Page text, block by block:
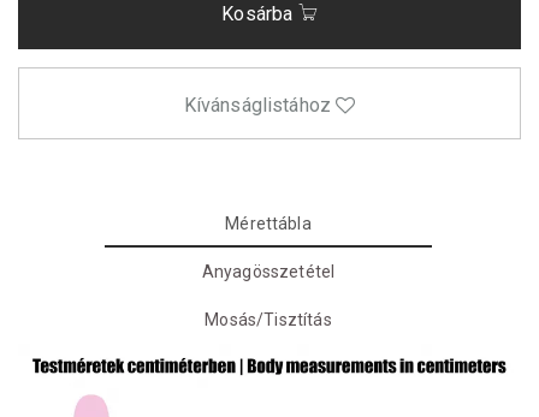
Kosárba
Kívánságlistához
Mérettábla
Anyagösszetétel
Mosás/Tisztítás